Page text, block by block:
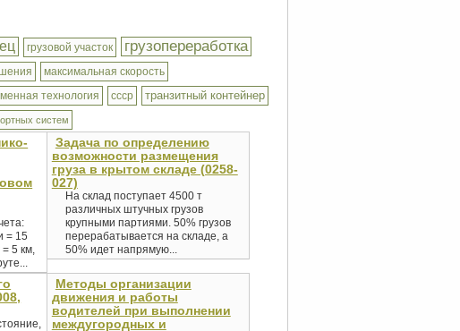
грузовой участок грузопереработка
максимальная скорость
технология ссср транзитный контейнер
систем
= 15
5 км,
Задача по определению
возможности размещения
груза в крытом складе (0258-
027)
На склад поступает 4500 т
различных штучных грузов
крупными партиями. 50% грузов
перерабатывается на складе, a
50% идет напрямую...
Методы организации
движения и работы
водителей при выполнении
междугородных и